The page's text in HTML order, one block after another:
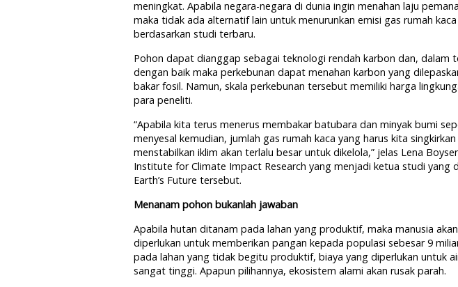
meningkat. Apabila negara-negara di dunia ingin menahan laju
maka tidak ada alternatif lain untuk menurunkan emisi gas rumah
berdasarkan studi terbaru.
Pohon dapat dianggap sebagai teknologi rendah karbon dan, dalam
dengan baik maka perkebunan dapat menahan karbon yang
bakar fosil. Namun, skala perkebunan tersebut memiliki harga
para peneliti.
“Apabila kita terus menerus membakar batubara dan minyak bumi
menyesal kemudian, jumlah gas rumah kaca yang harus kita
menstabilkan iklim akan terlalu besar untuk dikelola,” jelas Lena
Institute for Climate Impact Research yang menjadi ketua studi yang
Earth’s Future tersebut.
Menanam pohon bukanlah jawaban
Apabila hutan ditanam pada lahan yang produktif, maka manusia
diperlukan untuk memberikan pangan kepada populasi sebesar 9
pada lahan yang tidak begitu produktif, biaya yang diperlukan untuk
sangat tinggi. Apapun pilihannya, ekosistem alami akan rusak parah.